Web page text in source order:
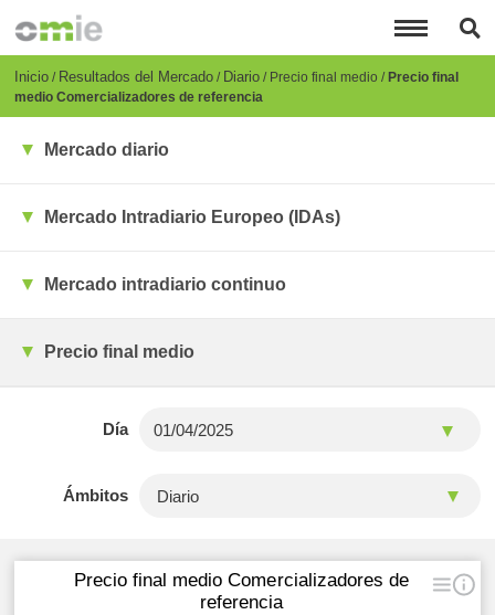
principal
Breadcrumb
Inicio Resultados del Mercado Diario Precio final medio Precio final
medio Comercializadores de referencia
Mercado diario
Mercado Intradiario Europeo (IDAs)
Mercado intradiario continuo
Precio final medio
Día
Ámbitos
Precio final medio Comercializadores de
referencia